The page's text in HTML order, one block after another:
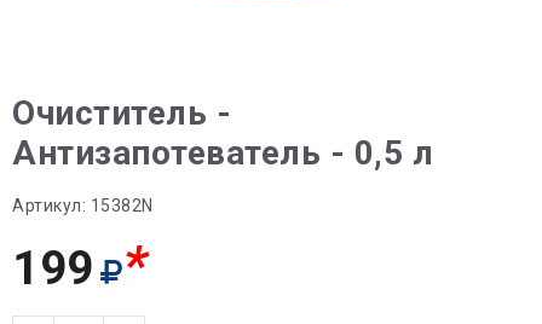
Очиститель -
Антизапотеватель - 0,5 л
Артикул: 15382N
199 *